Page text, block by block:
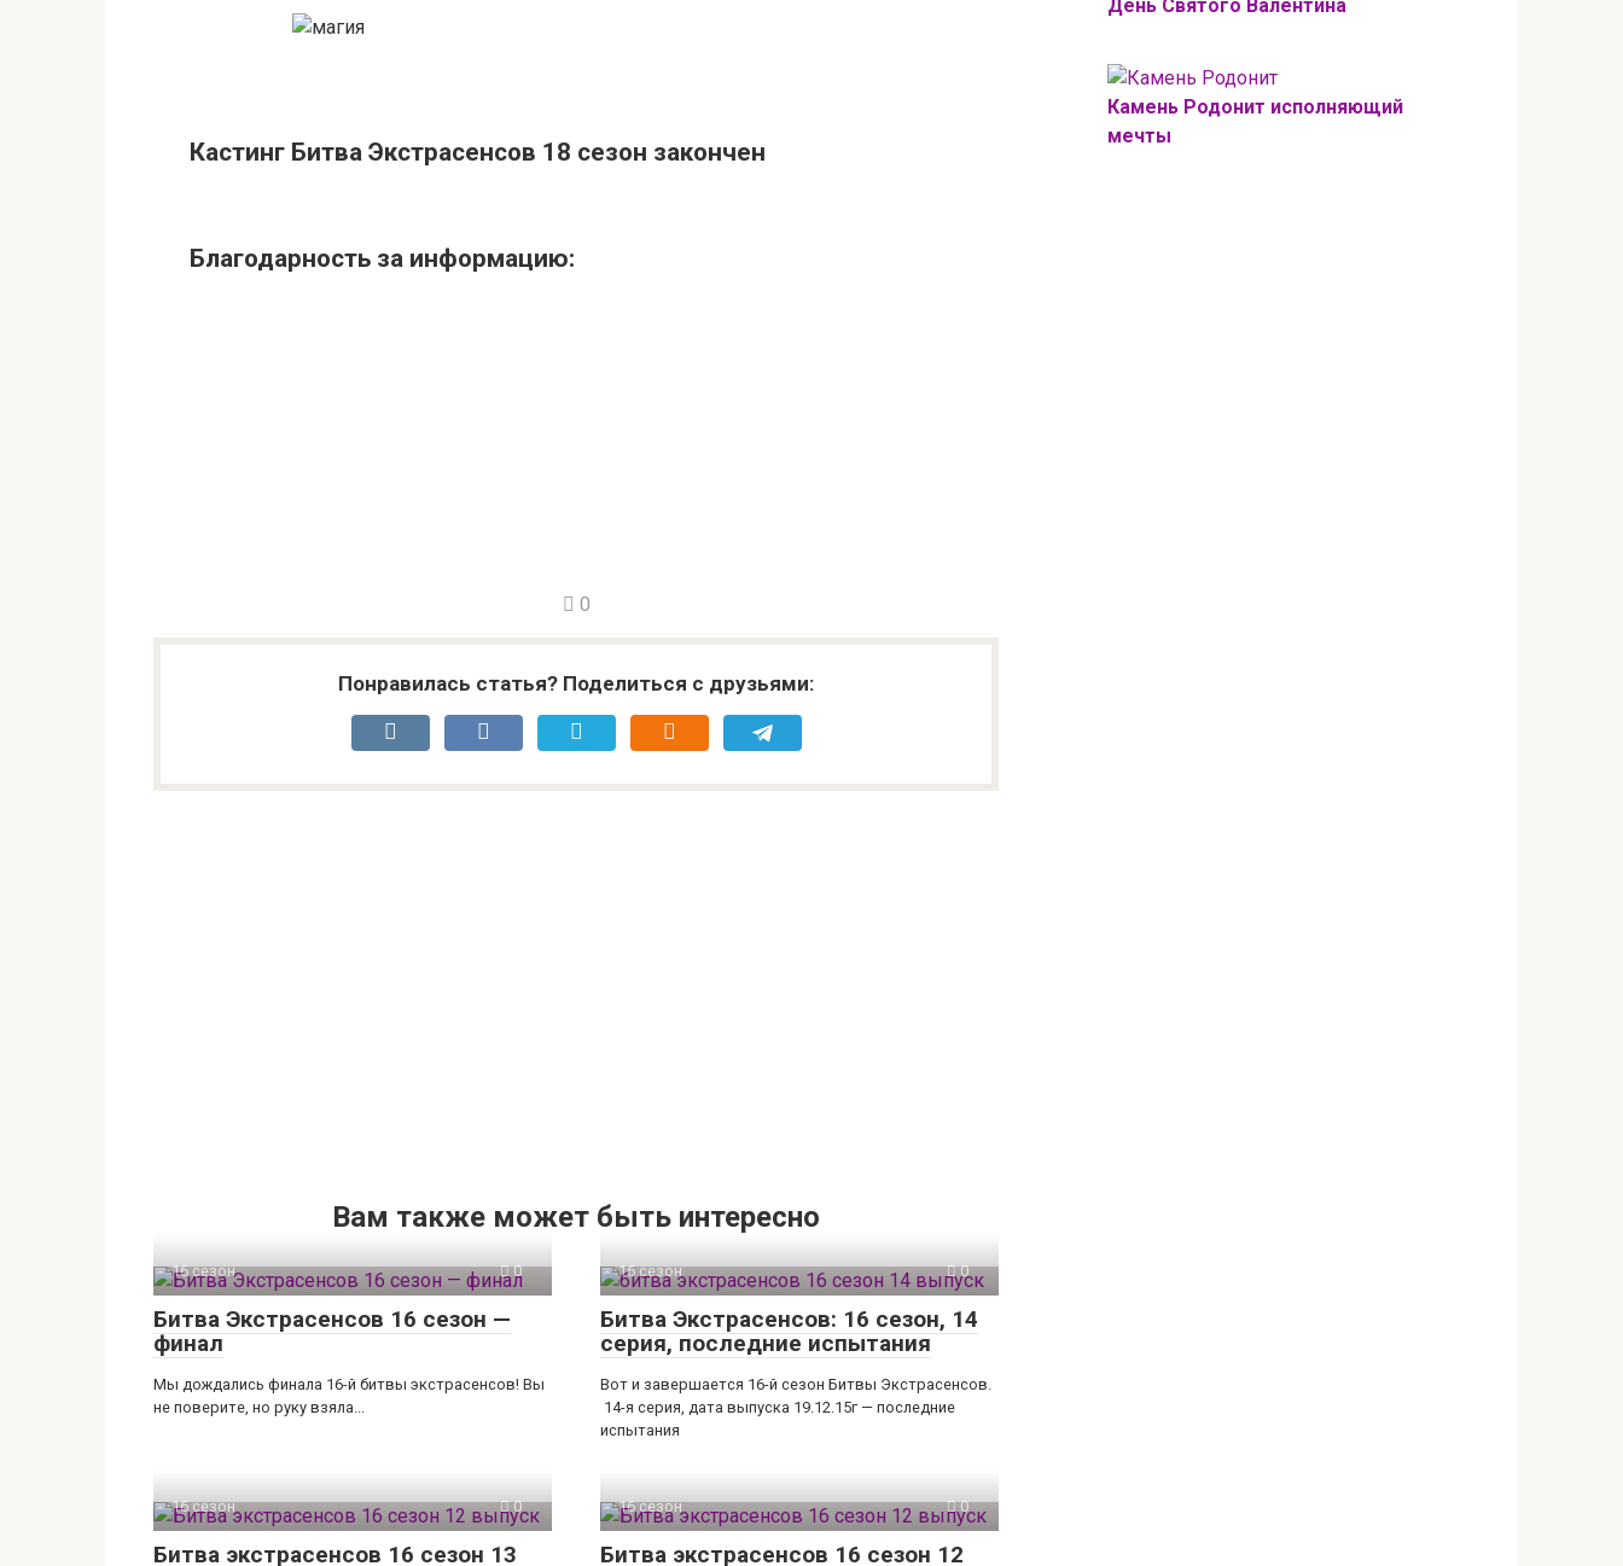
Кастинг Битва Экстрасенсов 18 сезон закончен
Благодарность за информацию:
0
Понравилась статья? Поделиться с друзьями:
Вам также может быть интересно
16 сезон 0
Битва Экстрасенсов 16 сезон —
финал
Мы дождались финала 16-й битвы экстрасенсов! Вы
не поверите, но руку взяла...
16 сезон 0
Битва Экстрасенсов: 16 сезон, 14
серия, последние испытания
Вот и завершается 16-й сезон Битвы Экстрасенсов.
14-я серия, дата выпуска 19.12.15г — последние
испытания
16 сезон 0
Битва экстрасенсов 16 сезон 13
16 сезон 0
Битва экстрасенсов 16 сезон 12
День Святого Валентина
Камень Родонит исполняющий
мечты